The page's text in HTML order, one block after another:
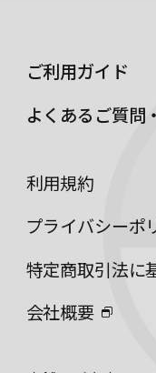
ご利用ガイド
よくあるご質問
利用規約
プライバシーポ
特定商取引法に
会社概要